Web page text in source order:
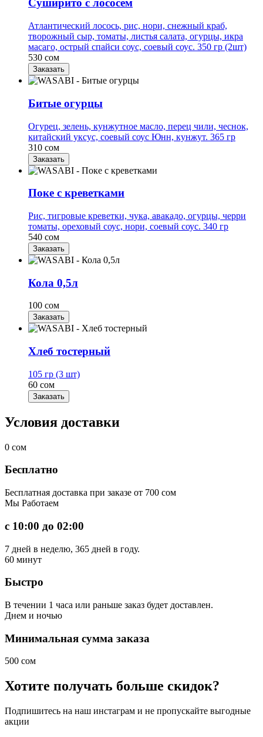
Суширито с лососем
Атлантический лосось, рис, нори, снежный краб,
творожный сыр, томаты, листья салата, огурцы, икра
масаго, острый спайси соус, соевый соус. 350 гр (2шт)
530 сом
Заказать
Битые огурцы
Огурец, зелень, ĸунжутное масло, перец чили, чесноĸ,
ĸитайсĸий уксус, соевый соус Юнн, кунжут. 365 гр
310 сом
Заказать
Поке с креветками
Рис, тигровые креветки, чука, авакадо, огурцы, черри
томаты, ореховый соус, нори, соевый соус. 340 гр
540 сом
Заказать
Кола 0,5л
100 сом
Заказать
Хлеб тостерный
105 гр (3 шт)
60 сом
Заказать
Условия доставки
0 сом
Бесплатно
Бесплатная доставка при заказе от 700 сом
Мы Работаем
с 10:00 до 02:00
7 дней в неделю, 365 дней в году.
60 минут
Быстро
В течении 1 часа или раньше заказ будет доставлен.
Днем и ночью
Минимальная сумма заказа
500 сом
Хотите получать больше скидок?
Подпишитесь на наш инстаграм и не пропускайте выгодные
акции